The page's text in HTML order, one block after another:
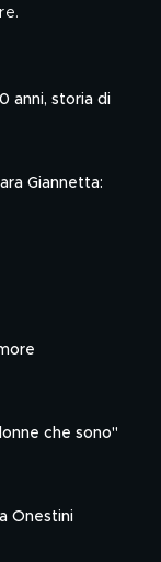
anni, storia di
Giannetta:
che sono"
Onestini